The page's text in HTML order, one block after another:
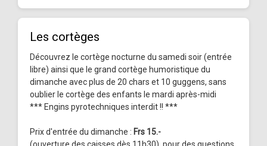
Les cortèges
Découvrez le cortège nocturne du samedi soir (entrée
libre) ainsi que le grand cortège humoristique du
dimanche avec plus de 20 chars et 10 guggens, sans
oublier le cortège des enfants le mardi après-midi
*** Engins pyrotechniques interdit !! ***
Prix d'entrée du dimanche : Frs 15.-